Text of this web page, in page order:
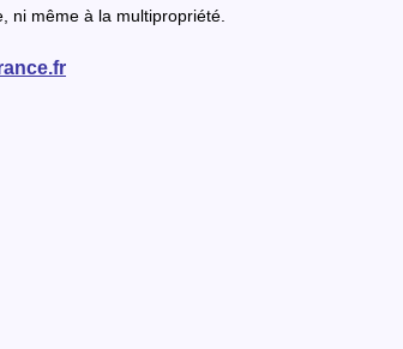
ni même à la multipropriété.